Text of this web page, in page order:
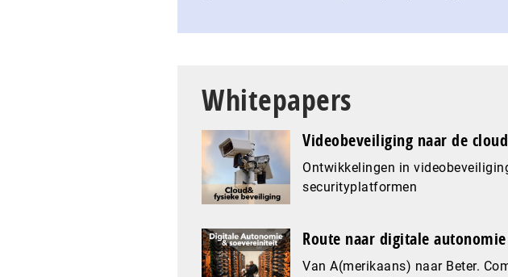
Whitepapers
Videobeveiliging naar de cloud
Ontwikkelingen in
securityplatformen
Route naar digitale
Van A(merikaans) naar Beter.